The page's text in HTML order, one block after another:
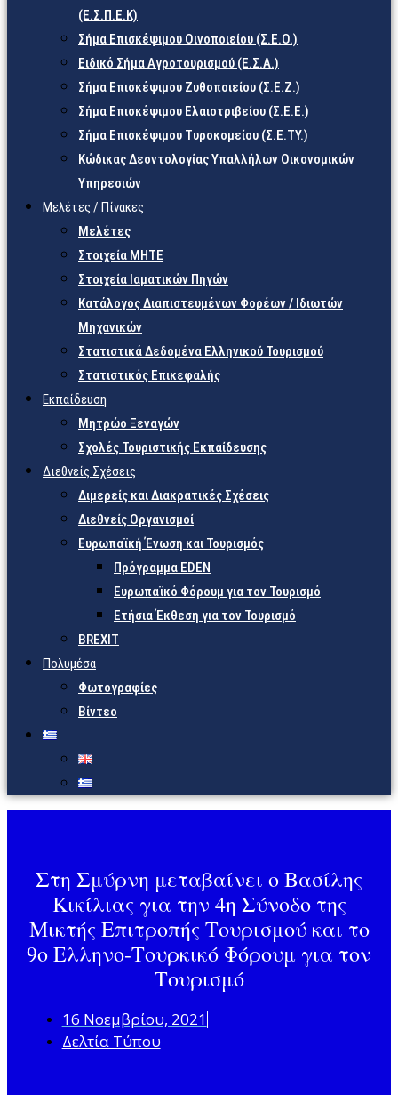
(Ε.Σ.Π.Ε.Κ)
Σήμα Επισκέψιμου Οινοποιείου (Σ.Ε.Ο.)
Ειδικό Σήμα Αγροτουρισμού (Ε.Σ.Α.)
Σήμα Επισκέψιμου Ζυθοποιείου (Σ.Ε.Ζ.)
Σήμα Επισκέψιμου Ελαιοτριβείου (Σ.Ε.Ε.)
Σήμα Επισκέψιμου Τυροκομείου (Σ.Ε.TY.)
Κώδικας Δεοντολογίας Υπαλλήλων Οικονομικών
Υπηρεσιών
Μελέτες / Πίνακες
Μελέτες
Στοιχεία ΜΗΤΕ
Στοιχεία Ιαματικών Πηγών
Κατάλογος Διαπιστευμένων Φορέων / Ιδιωτών
Μηχανικών
Στατιστικά Δεδομένα Ελληνικού Τουρισμού
Στατιστικός Επικεφαλής
Εκπαίδευση
Μητρώο Ξεναγών
Σχολές Τουριστικής Εκπαίδευσης
Διεθνείς Σχέσεις
Διμερείς και Διακρατικές Σχέσεις
Διεθνείς Οργανισμοί
Ευρωπαϊκή Ένωση και Τουρισμός
Πρόγραμμα EDEN
Ευρωπαϊκό Φόρουμ για τον Τουρισμό
Ετήσια Έκθεση για τον Τουρισμό
BREXIT
Πολυμέσα
Φωτογραφίες
Βίντεο
Στη Σμύρνη μεταβαίνει ο Βασίλης
Κικίλιας για την 4η Σύνοδο της
Μικτής Επιτροπής Τουρισμού και το
9ο Ελληνο-Τουρκικό Φόρουμ για τον
Τουρισμό
16 Νοεμβρίου, 2021
Δελτία Τύπου